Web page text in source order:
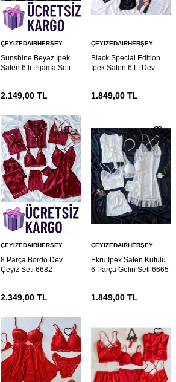
ÇEYIZEDAIRHERŞEY
Sunshine Beyaz İpek
Saten 6 lı Pijama Seti
2.149,00 TL
ÇEYIZEDAIRHERŞEY
Black Special Edition
İpek Saten 6 Lı Dev
1.849,00TL
ÇEYIZEDAIRHERŞEY
8 Parça Bordo Dev
Çeyiz Seti 6682
2.349,00 TL
ÇEYIZEDAIRHERŞEY
Ekru Ipek Saten Kutulu
6 Parça Gelin Seti 6665
1.849,00TL